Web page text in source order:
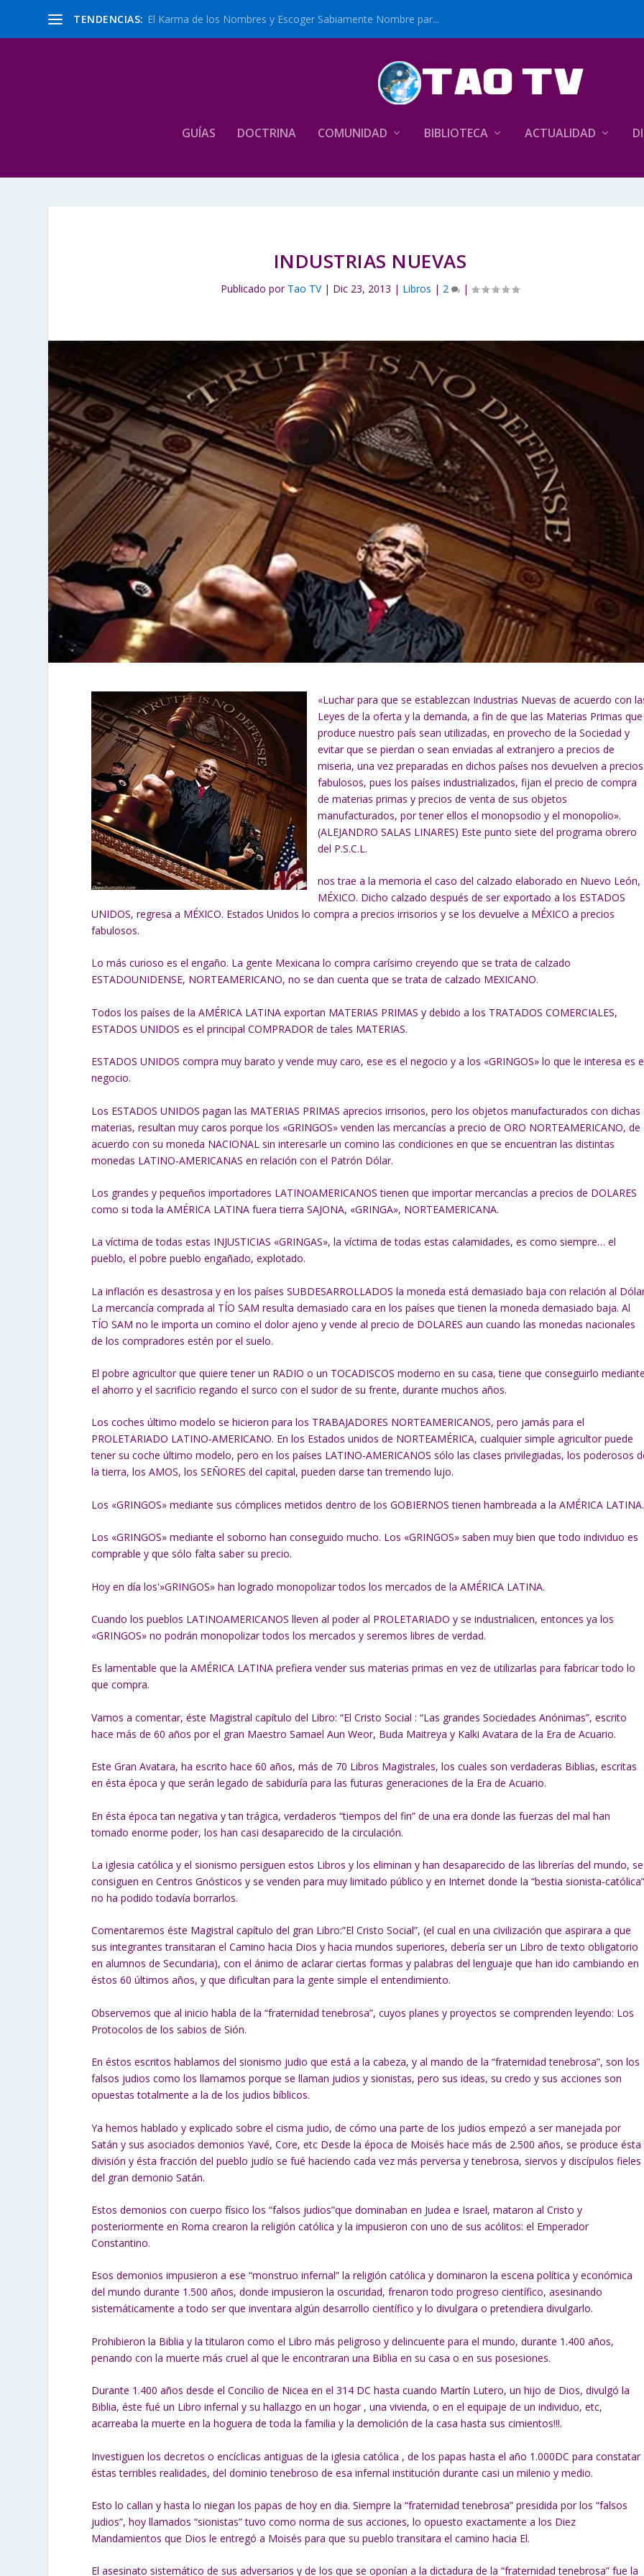
TENDENCIAS: El Karma de los Nombres y Escoger Sabiamente Nombre par...
GUÍAS DOCTRINA COMUNIDAD BIBLIOTECA ACTUALIDAD
INDUSTRIAS NUEVAS
Publicado por Tao TV| Dic 23, 2013 | Libros | 2 |
«Luchar para que se establezcan Industrias Nuevas de acuerdo con
Leyes de la oferta y la demanda, a fin de que las Materias Primas que
produce nuestro país sean utilizadas, en provecho de la Sociedad y
evitar que se pierdan o sean enviadas al extranjero a precios de
miseria, una vez preparadas en dichos países nos devuelven a precios
fabulosos, pues los países industrializados, fijan el precio de compra
de materias primas y precios de venta de sus objetos
manufacturados, por tener ellos el monopsodio y el monopolio».
(ALEJANDRO SALAS LINARES) Este punto siete del programa obrero
del P.S.C.L.
nos trae a la memoria el caso del calzado elaborado en Nuevo León,
MÉXICO. Dicho calzado después de ser exportado a los ESTADOS
UNIDOS, regresa a MÉXICO. Estados Unidos lo compra a precios irrisorios y se los devuelve a MÉXICO a precios
fabulosos.
Lo más curioso es el engaño. La gente Mexicana lo compra carísimo creyendo que se trata de calzado
ESTADOUNIDENSE, NORTEAMERICANO, no se dan cuenta que se trata de calzado MEXICANO.
Todos los países de la AMÉRICA LATINA exportan MATERIAS PRIMAS y debido a los TRATADOS COMERCIALES,
ESTADOS UNIDOS es el principal COMPRADOR de tales MATERIAS.
ESTADOS UNIDOS compra muy barato y vende muy caro, ese es el negocio y a los «GRINGOS» lo que le interesa es
negocio.
Los ESTADOS UNIDOS pagan las MATERIAS PRIMAS aprecios irrisorios, pero los objetos manufacturados con dichas
materias, resultan muy caros porque los «GRINGOS» venden las mercancías a precio de ORO NORTEAMERICANO, de
acuerdo con su moneda NACIONAL sin interesarle un comino las condiciones en que se encuentran las distintas
monedas LATINO-AMERICANAS en relación con el Patrón Dólar.
Los grandes y pequeños importadores LATINOAMERICANOS tienen que importar mercancías a precios de DOLARES
como si toda la AMÉRICA LATINA fuera tierra SAJONA, «GRINGA», NORTEAMERICANA.
La víctima de todas estas INJUSTICIAS «GRINGAS», la víctima de todas estas calamidades, es como siempre… el
pueblo, el pobre pueblo engañado, explotado.
La inflación es desastrosa y en los países SUBDESARROLLADOS la moneda está demasiado baja con relación al
La mercancía comprada al TÍO SAM resulta demasiado cara en los países que tienen la moneda demasiado baja. Al
TÍO SAM no le importa un comino el dolor ajeno y vende al precio de DOLARES aun cuando las monedas nacionales
de los compradores estén por el suelo.
El pobre agricultor que quiere tener un RADIO o un TOCADISCOS moderno en su casa, tiene que conseguirlo
el ahorro y el sacrificio regando el surco con el sudor de su frente, durante muchos años.
Los coches último modelo se hicieron para los TRABAJADORES NORTEAMERICANOS, pero jamás para el
PROLETARIADO LATINO-AMERICANO. En los Estados unidos de NORTEAMÉRICA, cualquier simple agricultor puede
tener su coche último modelo, pero en los países LATINO-AMERICANOS sólo las clases privilegiadas, los poderosos
la tierra, los AMOS, los SEÑORES del capital, pueden darse tan tremendo lujo.
Los «GRINGOS» mediante sus cómplices metidos dentro de los GOBIERNOS tienen hambreada a la AMÉRICA LATINA.
Los «GRINGOS» mediante el soborno han conseguido mucho. Los «GRINGOS» saben muy bien que todo individuo es
comprable y que sólo falta saber su precio.
Hoy en día los'»GRINGOS» han logrado monopolizar todos los mercados de la AMÉRICA LATINA.
Cuando los pueblos LATINOAMERICANOS lleven al poder al PROLETARIADO y se industrialicen, entonces ya los
«GRINGOS» no podrán monopolizar todos los mercados y seremos libres de verdad.
Es lamentable que la AMÉRICA LATINA prefiera vender sus materias primas en vez de utilizarlas para fabricar todo lo
que compra.
Vamos a comentar, éste Magistral capítulo del Libro: “El Cristo Social : “Las grandes Sociedades Anónimas”, escrito
hace más de 60 años por el gran Maestro Samael Aun Weor, Buda Maitreya y Kalki Avatara de la Era de Acuario.
Este Gran Avatara, ha escrito hace 60 años, más de 70 Libros Magistrales, los cuales son verdaderas Biblias, escritas
en ésta época y que serán legado de sabiduría para las futuras generaciones de la Era de Acuario.
En ésta época tan negativa y tan trágica, verdaderos “tiempos del fin” de una era donde las fuerzas del mal han
tomado enorme poder, los han casi desaparecido de la circulación.
La iglesia católica y el sionismo persiguen estos Libros y los eliminan y han desaparecido de las librerías del mundo, se
consiguen en Centros Gnósticos y se venden para muy limitado público y en Internet donde la “bestia sionista-
no ha podido todavía borrarlos.
Comentaremos éste Magistral capítulo del gran Libro:”El Cristo Social”, (el cual en una civilización que aspirara a que
sus integrantes transitaran el Camino hacia Dios y hacia mundos superiores, debería ser un Libro de texto obligatorio
en alumnos de Secundaria), con el ánimo de aclarar ciertas formas y palabras del lenguaje que han ido cambiando en
éstos 60 últimos años, y que dificultan para la gente simple el entendimiento.
Observemos que al inicio habla de la “fraternidad tenebrosa”, cuyos planes y proyectos se comprenden leyendo: Los
Protocolos de los sabios de Sión.
En éstos escritos hablamos del sionismo judio que está a la cabeza, y al mando de la “fraternidad tenebrosa”, son los
falsos judios como los llamamos porque se llaman judios y sionistas, pero sus ideas, su credo y sus acciones son
opuestas totalmente a la de los judios bíblicos.
Ya hemos hablado y explicado sobre el cisma judio, de cómo una parte de los judios empezó a ser manejada por
Satán y sus asociados demonios Yavé, Core, etc Desde la época de Moisés hace más de 2.500 años, se produce ésta
división y ésta fracción del pueblo judío se fué haciendo cada vez más perversa y tenebrosa, siervos y discípulos fieles
del gran demonio Satán.
Estos demonios con cuerpo físico los “falsos judios”que dominaban en Judea e Israel, mataron al Cristo y
posteriormente en Roma crearon la religión católica y la impusieron con uno de sus acólitos: el Emperador
Constantino.
Esos demonios impusieron a ese “monstruo infernal” la religión católica y dominaron la escena política y económica
del mundo durante 1.500 años, donde impusieron la oscuridad, frenaron todo progreso científico, asesinando
sistemáticamente a todo ser que inventara algún desarrollo científico y lo divulgara o pretendiera divulgarlo.
Prohibieron la Biblia y la titularon como el Libro más peligroso y delincuente para el mundo, durante 1.400 años,
penando con la muerte más cruel al que le encontraran una Biblia en su casa o en sus posesiones.
Durante 1.400 años desde el Concilio de Nicea en el 314 DC hasta cuando Martín Lutero, un hijo de Dios, divulgó la
Biblia, éste fué un Libro infernal y su hallazgo en un hogar , una vivienda, o en el equipaje de un individuo, etc,
acarreaba la muerte en la hoguera de toda la familia y la demolición de la casa hasta sus cimientos!!!.
Investiguen los decretos o encíclicas antiguas de la iglesia católica , de los papas hasta el año 1.000DC para constatar
éstas terribles realidades, del dominio tenebroso de esa infernal institución durante casi un milenio y medio.
Esto lo callan y hasta lo niegan los papas de hoy en dia. Siempre la “fraternidad tenebrosa” presidida por los “falsos
judios”, hoy llamados “sionistas” tuvo como norma de sus acciones, lo opuesto exactamente a los Diez
Mandamientos que Dios le entregó a Moisés para que su pueblo transitara el camino hacia El.
El asesinato sistemático de sus adversarios y de los que se oponían a la dictadura de la “fraternidad tenebrosa” fue la